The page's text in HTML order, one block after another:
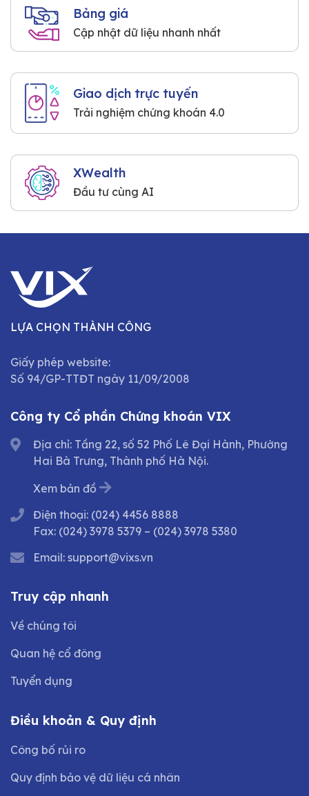
Bảng giá
Cập nhật dữ liệu nhanh nhất
Giao dịch trực tuyến
Trải nghiệm chứng khoán 4.0
XWealth
Đầu tư cùng AI
LỰA CHỌN THÀNH CÔNG
Giấy phép website:
Số 94/GP-TTĐT ngày 11/09/2008
Công ty Cổ phần Chứng khoán VIX
Địa chỉ: Tầng 22, số 52 Phố Lê Đại Hành, Phường
Hai Bà Trưng, Thành phố Hà Nội.
Xem bản đồ
Điện thoại: (024) 4456 8888
Fax: (024) 3978 5379 – (024) 3978 5380
Email: support@vixs.vn
Truy cập nhanh
Về chúng tôi
Quan hệ cổ đông
Tuyển dụng
Điều khoản & Quy định
Công bố rủi ro
Quy định bảo vệ dữ liệu cá nhân